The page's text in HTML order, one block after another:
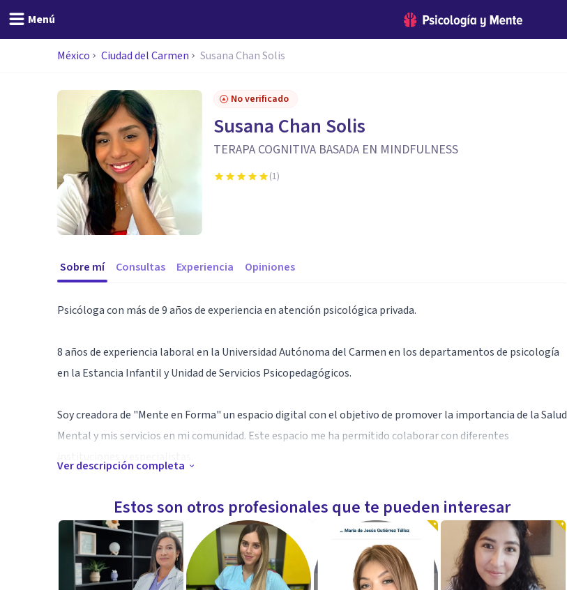
Menú
México Ciudad del Carmen Susana Chan Solis
No verificado
Susana Chan Solis
TERAPA COGNITIVA BASADA EN MINDFULNESS
(1)
Sobre mí Consultas Experiencia Opiniones
Psicóloga con más de 9 años de experiencia en atención psicológica privada.
8 años de experiencia laboral en la Universidad Autónoma del Carmen en los departamentos de psicología
en la Estancia Infantil y Unidad de Servicios Psicopedagógicos.
Soy creadora de "Mente en Forma" un espacio digital con el objetivo de promover la importancia de la Salud
Mental y mis servicios en mi comunidad. Este espacio me ha permitido colaborar con diferentes
Acompaño en su proceso a los adolescentes y adultos. Mi enfoque es Terapia Cognitiva basada en
Mindfulness.
Ver descripción completa
Estos son otros profesionales que te pueden interesar